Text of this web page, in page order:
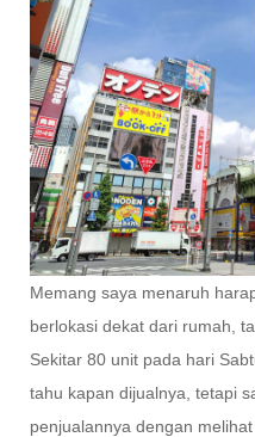
Memang saya menaruh
berlokasi dekat dari rumah,
Sekitar 80 unit pada hari
tahu kapan dijualnya, tetapi
penjualannya dengan